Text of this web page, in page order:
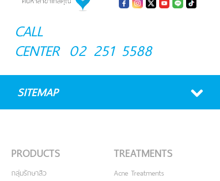
CALL
CENTER 02 251 5588
SITEMAP
PRODUCTS
กลุ่มรักษาสิว
TREATMENTS
Acne Treatments